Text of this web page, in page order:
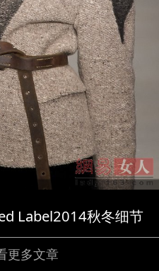
Label2014秋冬细节
更多文章